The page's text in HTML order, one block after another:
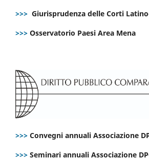
>>> Giurisprudenza delle Corti
>>> Osservatorio Paesi Area Mena
>>> Convegni annuali Associazione
>>> Seminari annuali Associazione